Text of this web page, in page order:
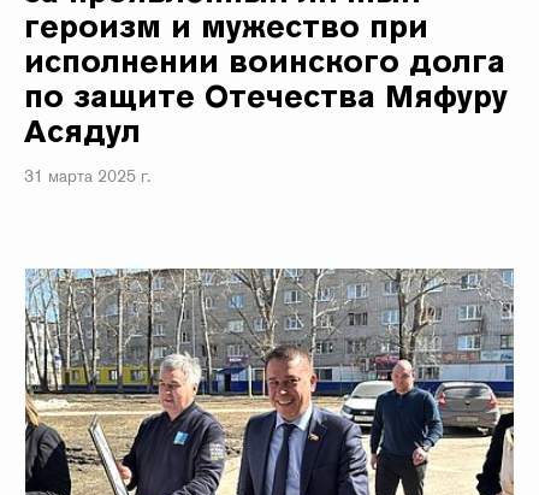
героизм и мужество при
исполнении воинского долга
по защите Отечества Мяфуру
Асядул
31 марта 2025 г.